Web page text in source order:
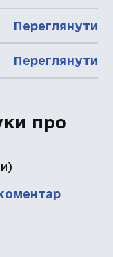
Переглянути
Переглянути
про